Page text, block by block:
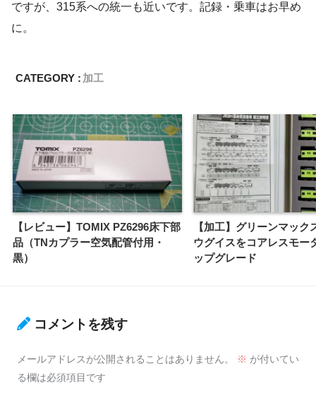
ですが、315系への統一も近いです。記録・乗車はお早め
に。
CATEGORY : 加工
【レビュー】TOMIX PZ6296床下部
品（TNカプラー空気配管付用・
黒）
【加工】グリーンマック
ウグイスをコアレスモー
ップグレード
コメントを残す
メールアドレスが公開されることはありません。 ※ が付いてい
る欄は必須項目です